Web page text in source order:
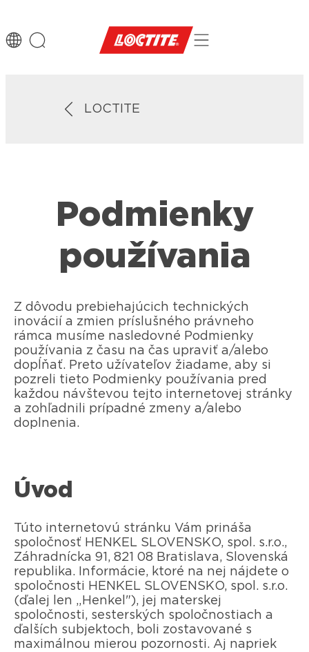
LOCTITE
Podmienky
používania
Z dôvodu prebiehajúcich technických
inovácií a zmien príslušného právneho
rámca musíme nasledovné Podmienky
používania z času na čas upraviť a/alebo
dopĺňať. Preto užívateľov žiadame, aby si
pozreli tieto Podmienky používania pred
každou návštevou tejto internetovej stránky
a zohľadnili prípadné zmeny a/alebo
doplnenia.
Úvod
Túto internetovú stránku Vám prináša
spoločnosť HENKEL SLOVENSKO, spol. s.r.o.,
Záhradnícka 91, 821 08 Bratislava, Slovenská
republika. Informácie, ktoré na nej nájdete o
spoločnosti HENKEL SLOVENSKO, spol. s.r.o.
(ďalej len „Henkel"), jej materskej
spoločnosti, sesterských spoločnostiach a
ďalších subjektoch, boli zostavované s
maximálnou mierou pozornosti. Aj napriek